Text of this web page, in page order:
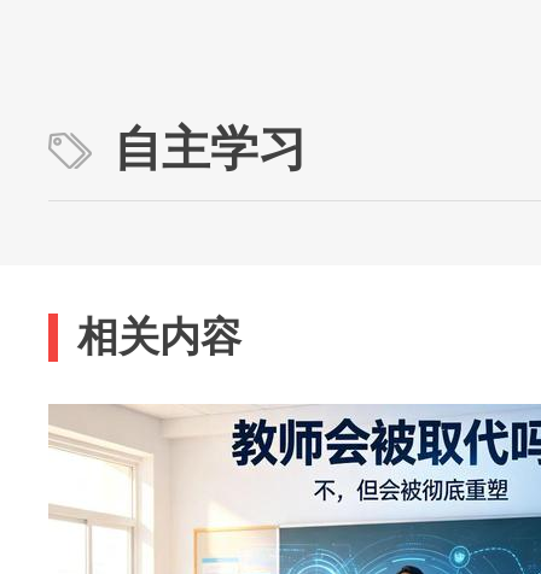
自主学习
相关内容